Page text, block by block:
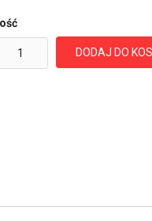
Ilość
DODAJ DO